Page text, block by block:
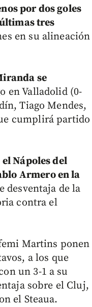
por dos goles
tres
en su alineación
se
en Valladolid (0-
Tiago Mendes,
cumplirá partido
Nápoles del
Armero en la
desventaja de la
contra el
Martins ponen
a los que
un 3-1 a su
sobre el Cluj,
el Steaua.